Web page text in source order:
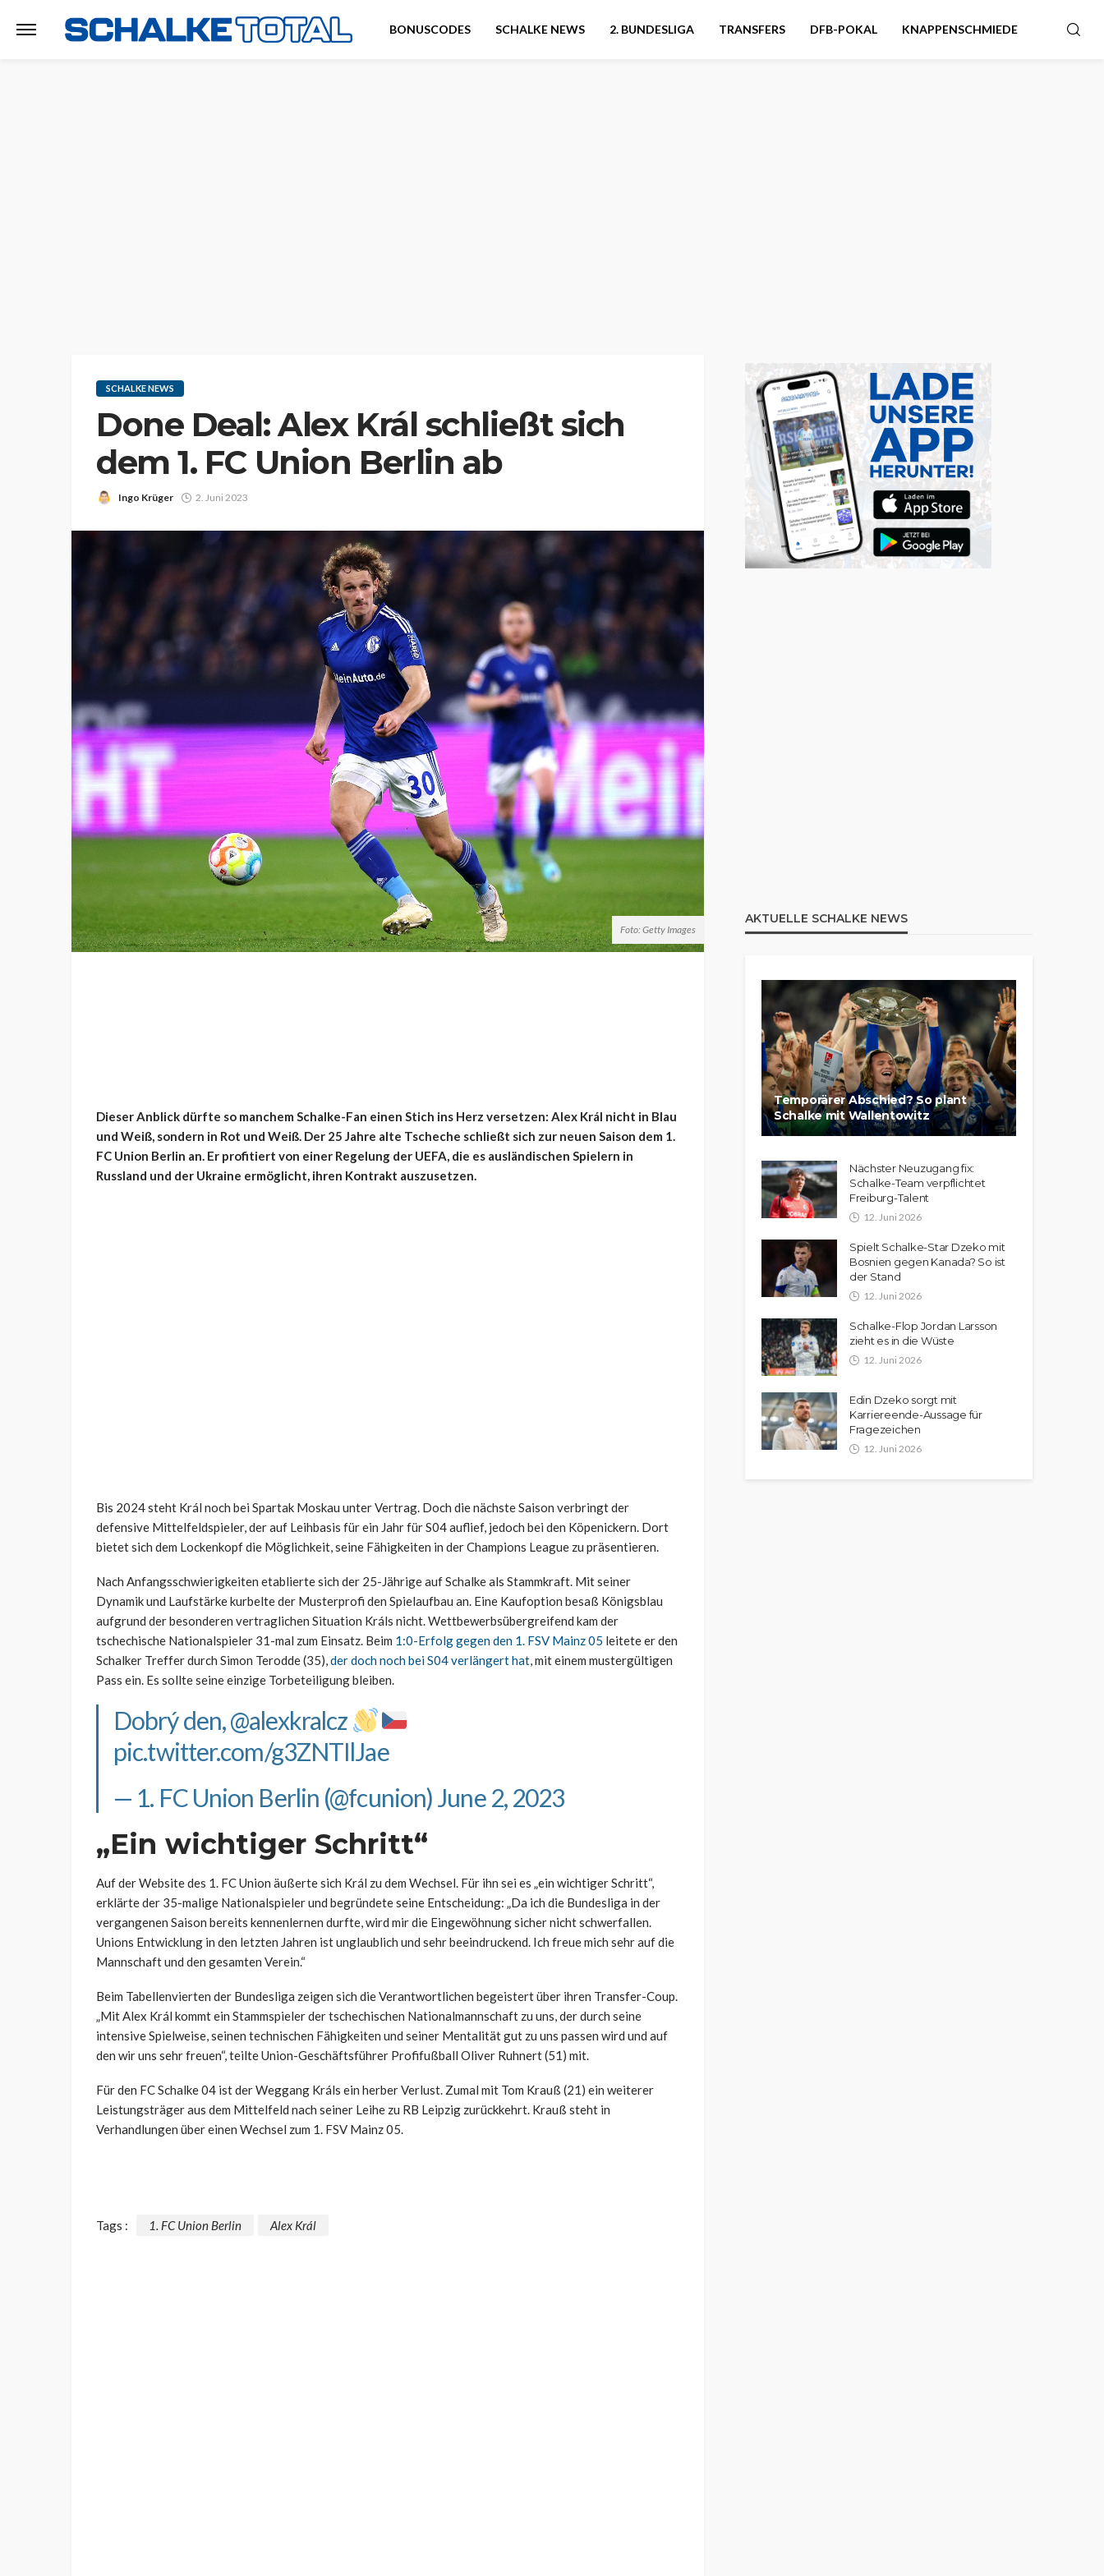
BONUSCODES SCHALKE NEWS 2. BUNDESLIGA TRANSFERS DFB-POKAL KNAPPENSCHMIEDE
SCHALKE NEWS
Done Deal: Alex Král schließt sich
dem 1. FC Union Berlin ab
Ingo Krüger 2. Juni 2023
Foto: Getty Images
Dieser Anblick dürfte so manchem Schalke-Fan einen Stich ins Herz versetzen: Alex Král nicht in Blau
und Weiß, sondern in Rot und Weiß. Der 25 Jahre alte Tscheche schließt sich zur neuen Saison dem 1.
FC Union Berlin an. Er profitiert von einer Regelung der UEFA, die es ausländischen Spielern in
Russland und der Ukraine ermöglicht, ihren Kontrakt auszusetzen.
Bis 2024 steht Král noch bei Spartak Moskau unter Vertrag. Doch die nächste Saison verbringt der
defensive Mittelfeldspieler, der auf Leihbasis für ein Jahr für S04 auflief, jedoch bei den Köpenickern. Dort
bietet sich dem Lockenkopf die Möglichkeit, seine Fähigkeiten in der Champions League zu präsentieren.
Nach Anfangsschwierigkeiten etablierte sich der 25-Jährige auf Schalke als Stammkraft. Mit seiner
Dynamik und Laufstärke kurbelte der Musterprofi den Spielaufbau an. Eine Kaufoption besaß Königsblau
aufgrund der besonderen vertraglichen Situation Králs nicht. Wettbewerbsübergreifend kam der
tschechische Nationalspieler 31-mal zum Einsatz. Beim 1:0-Erfolg gegen den 1. FSV Mainz 05 leitete er den
Schalker Treffer durch Simon Terodde (35),der doch noch bei S04 verlängert hat, mit einem mustergültigen
Pass ein. Es sollte seine einzige Torbeteiligung bleiben.
Dobrý den,@alexkralcz
pic.twitter.com/g3ZNTIlJae
— 1. FC Union Berlin (@fcunion)June 2, 2023
„Ein wichtiger Schritt“
Auf der Website des 1. FC Union äußerte sich Král zu dem Wechsel. Für ihn sei es „ein wichtiger Schritt“,
erklärte der 35-malige Nationalspieler und begründete seine Entscheidung: „Da ich die Bundesliga in der
vergangenen Saison bereits kennenlernen durfte, wird mir die Eingewöhnung sicher nicht schwerfallen.
Unions Entwicklung in den letzten Jahren ist unglaublich und sehr beeindruckend. Ich freue mich sehr auf die
Mannschaft und den gesamten Verein.“
Beim Tabellenvierten der Bundesliga zeigen sich die Verantwortlichen begeistert über ihren Transfer-Coup.
„Mit Alex Král kommt ein Stammspieler der tschechischen Nationalmannschaft zu uns, der durch seine
intensive Spielweise, seinen technischen Fähigkeiten und seiner Mentalität gut zu uns passen wird und auf
den wir uns sehr freuen“, teilte Union-Geschäftsführer Profifußball Oliver Ruhnert (51) mit.
Für den FC Schalke 04 ist der Weggang Králs ein herber Verlust. Zumal mit Tom Krauß (21) ein weiterer
Leistungsträger aus dem Mittelfeld nach seiner Leihe zu RB Leipzig zurückkehrt. Krauß steht in
Verhandlungen über einen Wechsel zum 1. FSV Mainz 05.
Tags : 1. FC Union Berlin Alex Král
AKTUELLE SCHALKE NEWS
Temporärer Abschied? So plant
Schalke mit Wallentowitz
Nächster Neuzugang fix:
Schalke-Team verpflichtet
Freiburg-Talent
12. Juni 2026
Spielt Schalke-Star Dzeko mit
Bosnien gegen Kanada? So ist
der Stand
12. Juni 2026
Schalke-Flop Jordan Larsson
zieht es in die Wüste
12. Juni 2026
Edin Dzeko sorgt mit
Karriereende-Aussage für
Fragezeichen
12. Juni 2026